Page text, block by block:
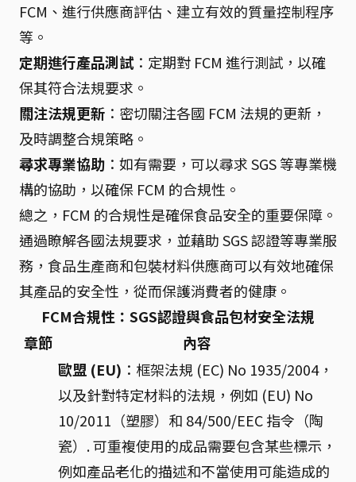
FCM、進行供應商評估、建立有效的質量控制程序
等。
定期進行產品測試：定期對 FCM 進行測試，以確
保其符合法規要求。
關注法規更新 ：密切關注各國 FCM 法規的更新，
及時調整合規策略。
尋求專業協助 ：如有需要，可以尋求 SGS 等專業機
構的協助，以確保 FCM 的合規性。
總之，FCM 的合規性是確保食品安全的重要保障。
通過瞭解各國法規要求，並藉助 SGS 認證等專業服
務，食品生產商和包裝材料供應商可以有效地確保
其產品的安全性，從而保護消費者的健康。
FCM合規性：SGS認證與食品包材安全法規
章節
內容
歐盟 (EU) ：框架法規 (EC) No 1935/2004，
以及針對特定材料的法規，例如 (EU) No
10/2011（塑膠）和 84/500/EEC 指令（陶
瓷）. 可重複使用的成品需要包含某些標示，
例如產品老化的描述和不當使用可能造成的